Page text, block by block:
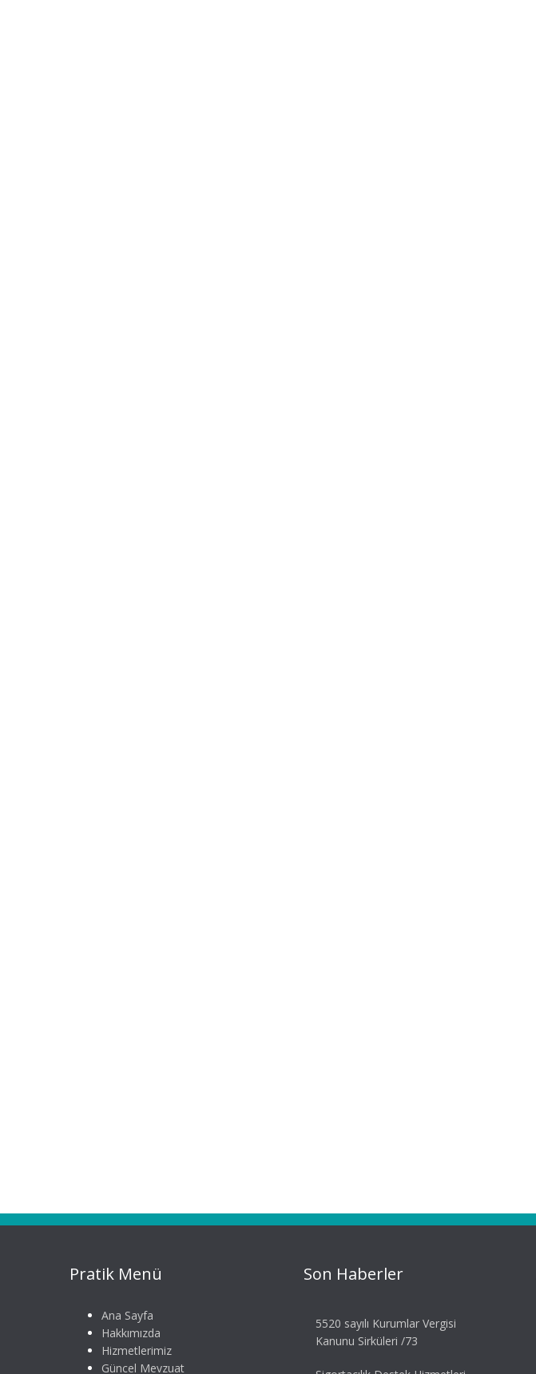
Pratik Menü
Ana Sayfa
Hakkımızda
Hizmetlerimiz
Güncel Mevzuat
Son Haberler
5520 sayılı Kurumlar Vergisi
Kanunu Sirküleri /73